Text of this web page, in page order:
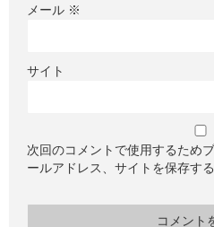
メール ※
サイト
次回のコメントで使用するため
ールアドレス、サイトを保存する